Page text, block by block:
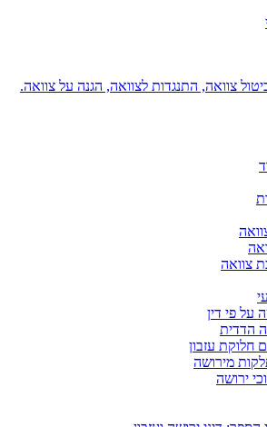
צוואה
על פי דין
הדדית
חלוקת עזבון
מירושה
ירושה